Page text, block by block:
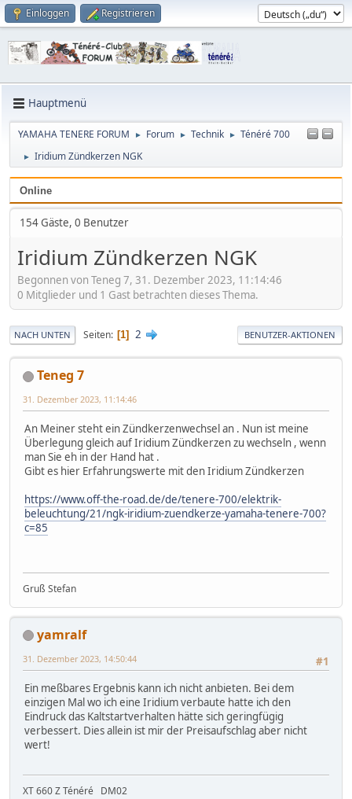
Einloggen Registrieren
Hauptmenü
YAMAHA TENERE FORUM ► Forum ► Technik ► Ténéré 700
► Iridium Zündkerzen NGK
Online
154 Gäste, 0 Benutzer
Iridium Zündkerzen NGK
Begonnen von Teneg 7, 31. Dezember 2023, 11:14:46
0 Mitglieder und 1 Gast betrachten dieses Thema.
NACH UNTEN Seiten 1 2 BENUTZER-AKTIONEN
Teneg 7
31. Dezember 2023, 11:14:46
An Meiner steht ein Zündkerzenwechsel an . Nun ist meine
Überlegung gleich auf Iridium Zündkerzen zu wechseln , wenn
man Sie eh in der Hand hat .
Gibt es hier Erfahrungswerte mit den Iridium Zündkerzen
https://www.off-the-road.de/de/tenere-700/elektrik-
beleuchtung/21/ngk-iridium-zuendkerze-yamaha-tenere-700?
c=85
Gruß Stefan
yamralf
#1
31. Dezember 2023, 14:50:44
Ein meßbares Ergebnis kann ich nicht anbieten. Bei dem
einzigen Mal wo ich eine Iridium verbaute hatte ich den
Eindruck das Kaltstartverhalten hätte sich geringfügig
verbessert. Dies allein ist mir der Preisaufschlag aber nicht
wert!
XT 660 Z Ténéré DM02